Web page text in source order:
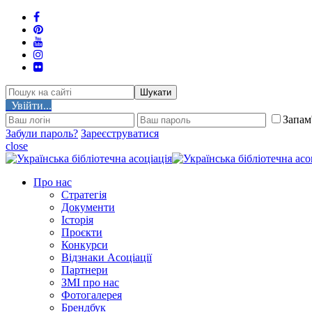
Шукати
Увійти...
Забули пароль? Зареєструватися
close
Про нас
Стратегія
Документи
Історія
Проєкти
Конкурси
Відзнаки Асоціації
Партнери
ЗМІ про нас
Фотогалерея
Брендбук